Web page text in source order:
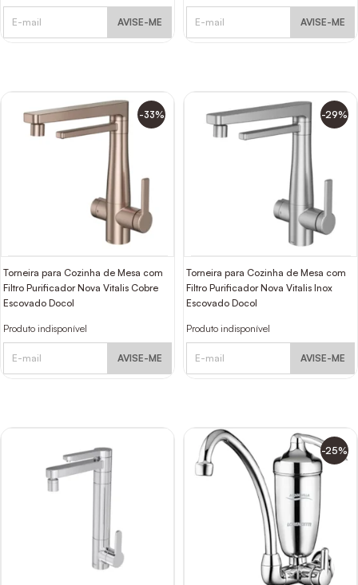
AVISE-ME AVISE-ME
-33%
Torneira para Cozinha de Mesa com
Filtro Purificador Nova Vitalis Cobre
Escovado Docol
Produto indisponível
AVISE-ME
-29%
Torneira para Cozinha de Mesa com
Filtro Purificador Nova Vitalis Inox
Escovado Docol
Produto indisponível
AVISE-ME
-25%